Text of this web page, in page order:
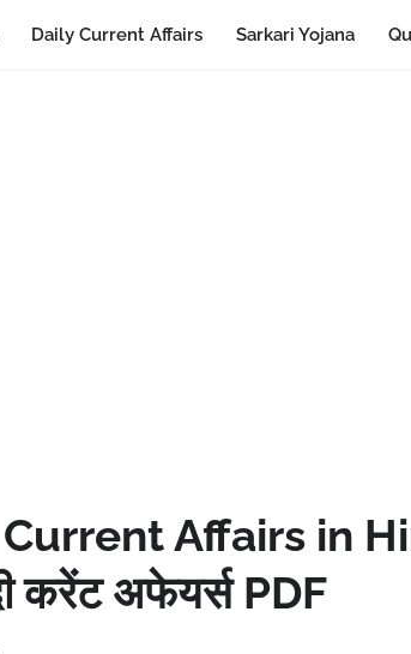
Daily Current Affairs Sarkari Yojana
Affairs in
करेंट अफेयर्स PDF